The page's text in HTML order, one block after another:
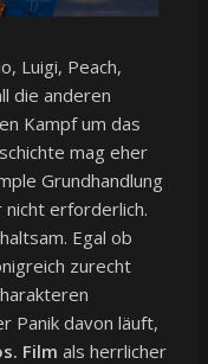
Luigi, Peach,
die anderen
Kampf um das
mag eher
Grundhandlung
nicht erforderlich.
Egal ob
zurecht
Panik davon läuft,
Film als herrlicher